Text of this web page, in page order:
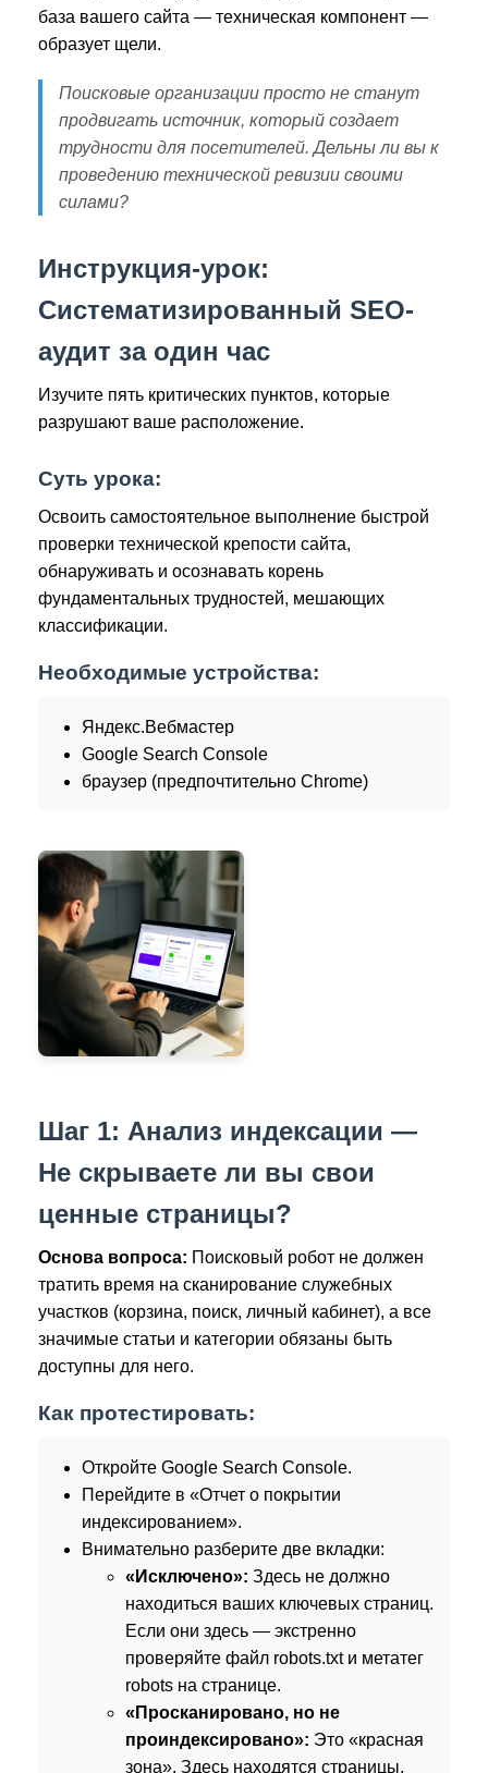
база вашего сайта — техническая компонент —
образует щели.
Поисковые организации просто не станут
продвигать источник, который создает
трудности для посетителей. Дельны ли вы к
проведению технической ревизии своими
силами?
Инструкция-урок:
Систематизированный SEO-
аудит за один час
Изучите пять критических пунктов, которые
разрушают ваше расположение.
Суть урока:
Освоить самостоятельное выполнение быстрой
проверки технической крепости сайта,
обнаруживать и осознавать корень
фундаментальных трудностей, мешающих
классификации.
Необходимые устройства:
Яндекс.Вебмастер
Google Search Console
браузер (предпочтительно Chrome)
Шаг 1: Анализ индексации —
Не скрываете ли вы свои
ценные страницы?
Основа вопроса: Поисковый робот не должен
тратить время на сканирование служебных
участков (корзина, поиск, личный кабинет), а все
значимые статьи и категории обязаны быть
доступны для него.
Как протестировать:
Откройте Google Search Console.
Перейдите в «Отчет о покрытии
индексированием».
Внимательно разберите две вкладки:
«Исключено»: Здесь не должно
находиться ваших ключевых страниц.
Если они здесь — экстренно
проверяйте файл robots.txt и метатег
robots на странице.
«Просканировано, но не
проиндексировано»: Это «красная
зона». Здесь находятся страницы,